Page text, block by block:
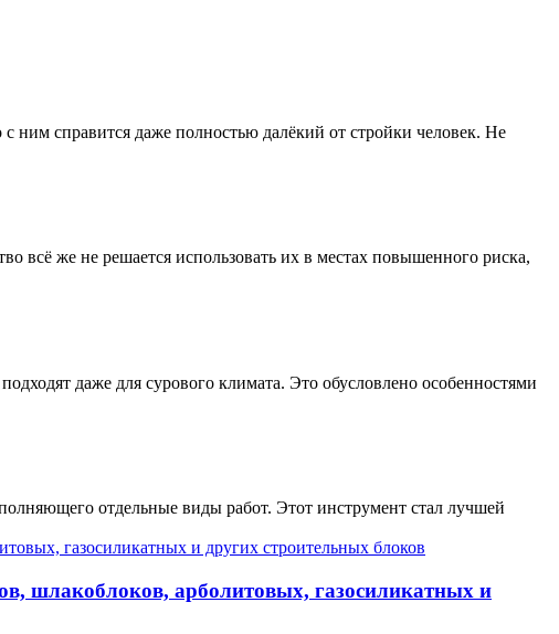
ним справится даже полностью далёкий от стройки человек. Не
всё же не решается использовать их в местах повышенного риска,
даже для сурового климата. Это обусловлено особенностями
отдельные виды работ. Этот инструмент стал лучшей
шлакоблоков, арболитовых, газосиликатных и